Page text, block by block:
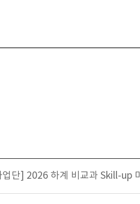
업단] 2026 하계 비교과 Skill-up